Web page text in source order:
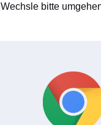
Wechsle bitte